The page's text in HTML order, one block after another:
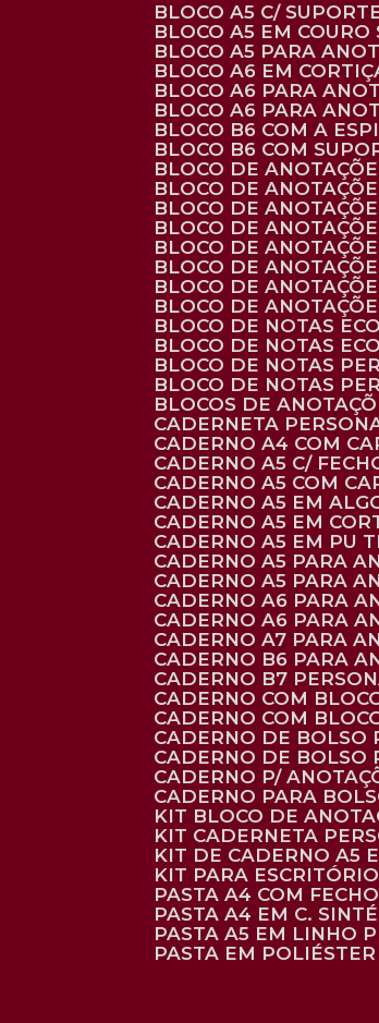
BLOCO A5 C/
BLOCO A5 EM
BLOCO A5 PARA
BLOCO A6 EM
BLOCO A6 PARA
BLOCO A6 PARA
BLOCO B6 COM A
BLOCO B6 COM
BLOCO DE
BLOCO DE
BLOCO DE
BLOCO DE
BLOCO DE
BLOCO DE
BLOCO DE
BLOCO DE
BLOCO DE NOTAS
BLOCO DE NOTAS
BLOCO DE NOTAS
BLOCO DE NOTAS
BLOCOS DE
CADERNETA
CADERNO A4 COM
CADERNO A5 C/
CADERNO A5 COM
CADERNO A5 EM
CADERNO A5 EM
CADERNO A5 EM PU
CADERNO A5 PARA
CADERNO A5 PARA
CADERNO A6 PARA
CADERNO A6 PARA
CADERNO A7 PARA
CADERNO B6 PARA
CADERNO B7
CADERNO COM
CADERNO COM
CADERNO DE BOLSO
CADERNO DE
CADERNO P/
CADERNO PARA
KIT BLOCO DE
KIT CADERNETA
KIT DE CADERNO A5
KIT PARA
PASTA A4 COM
PASTA A4 EM C.
PASTA A5 EM LINHO
PASTA EM